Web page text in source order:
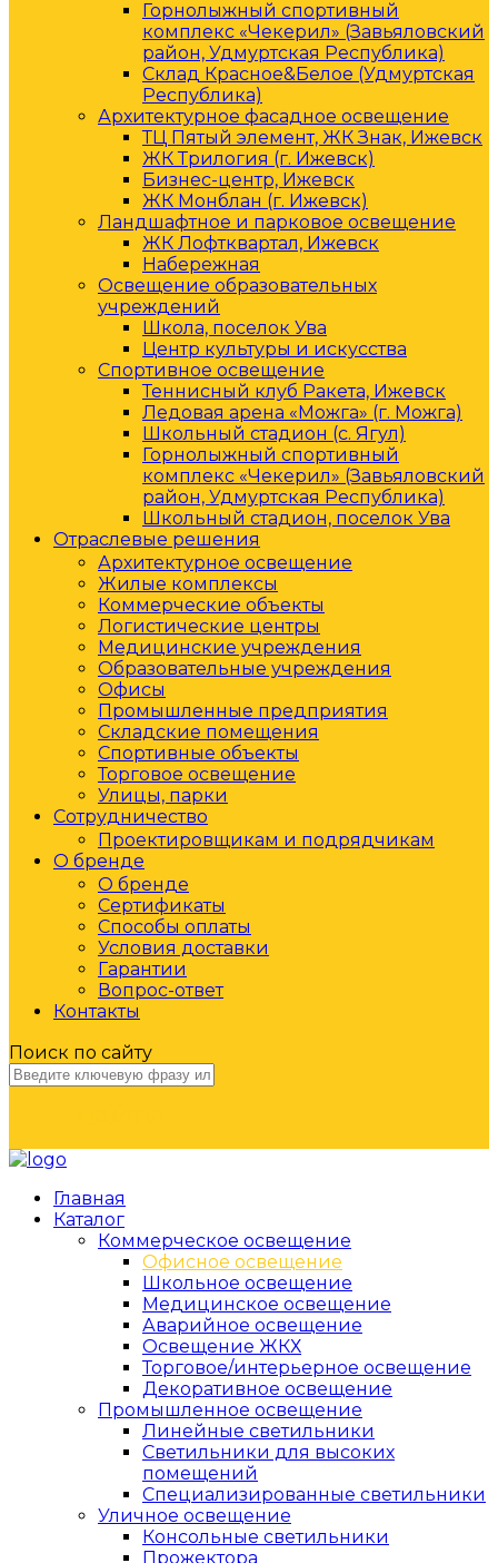
Горнолыжный спортивный
комплекс «Чекерил» (Завьяловский
район, Удмуртская Республика)
Склад Красное&Белое (Удмуртская
Республика)
Архитектурное фасадное освещение
ТЦ Пятый элемент, ЖК Знак, Ижевск
ЖК Трилогия (г. Ижевск)
Бизнес-центр, Ижевск
ЖК Монблан (г. Ижевск)
Ландшафтное и парковое освещение
ЖК Лофтквартал, Ижевск
Набережная
Освещение образовательных
учреждений
Школа, поселок Ува
Центр культуры и искусства
Спортивное освещение
Теннисный клуб Ракета, Ижевск
Ледовая арена «Можга» (г. Можга)
Школьный стадион (с. Ягул)
Горнолыжный спортивный
комплекс «Чекерил» (Завьяловский
район, Удмуртская Республика)
Школьный стадион, поселок Ува
Отраслевые решения
Архитектурное освещение
Жилые комплексы
Коммерческие объекты
Логистические центры
Медицинские учреждения
Образовательные учреждения
Офисы
Промышленные предприятия
Складские помещения
Спортивные объекты
Торговое освещение
Улицы, парки
Сотрудничество
Проектировщикам и подрядчикам
О бренде
О бренде
Сертификаты
Способы оплаты
Условия доставки
Гарантии
Вопрос-ответ
Контакты
Поиск по сайту
Главная
Каталог
Коммерческое освещение
Офисное освещение
Школьное освещение
Медицинское освещение
Аварийное освещение
Освещение ЖКХ
Торговое/интерьерное освещение
Декоративное освещение
Промышленное освещение
Линейные светильники
Светильники для высоких
помещений
Специализированные светильники
Уличное освещение
Консольные светильники
Прожектора